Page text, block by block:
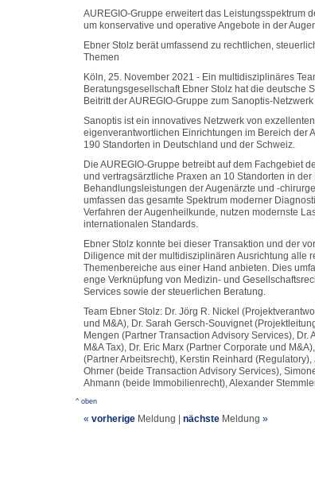
AUREGIO-Gruppe erweitert das Leistungsspektrum
um konservative und operative Angebote in der
Ebner Stolz berät umfassend zu rechtlichen,
Themen
Köln, 25. November 2021 - Ein multidisziplinäres
Beratungsgesellschaft Ebner Stolz hat die deutsche
Beitritt der AUREGIO-Gruppe zum Sanoptis-
Sanoptis ist ein innovatives Netzwerk von
eigenverantwortlichen Einrichtungen im Bereich der
190 Standorten in Deutschland und der Schweiz.
Die AUREGIO-Gruppe betreibt auf dem Fachgebiet
und vertragsärztliche Praxen an 10 Standorten in
Behandlungsleistungen der Augenärzte und -
umfassen das gesamte Spektrum moderner
Verfahren der Augenheilkunde, nutzen modernste
internationalen Standards.
Ebner Stolz konnte bei dieser Transaktion und der
Diligence mit der multidisziplinären Ausrichtung alle
Themenbereiche aus einer Hand anbieten. Dies
enge Verknüpfung von Medizin- und
Services sowie der steuerlichen Beratung.
Team Ebner Stolz: Dr. Jörg R. Nickel
und M&A), Dr. Sarah Gersch-Souvignet
Mengen (Partner Transaction Advisory Services), Dr.
M&A Tax), Dr. Eric Marx (Partner Corporate und
(Partner Arbeitsrecht), Kerstin Reinhard
Ohrner (beide Transaction Advisory Services),
Ahmann (beide Immobilienrecht), Alexander
^ oben
« vorherige Meldung nächste Meldung »